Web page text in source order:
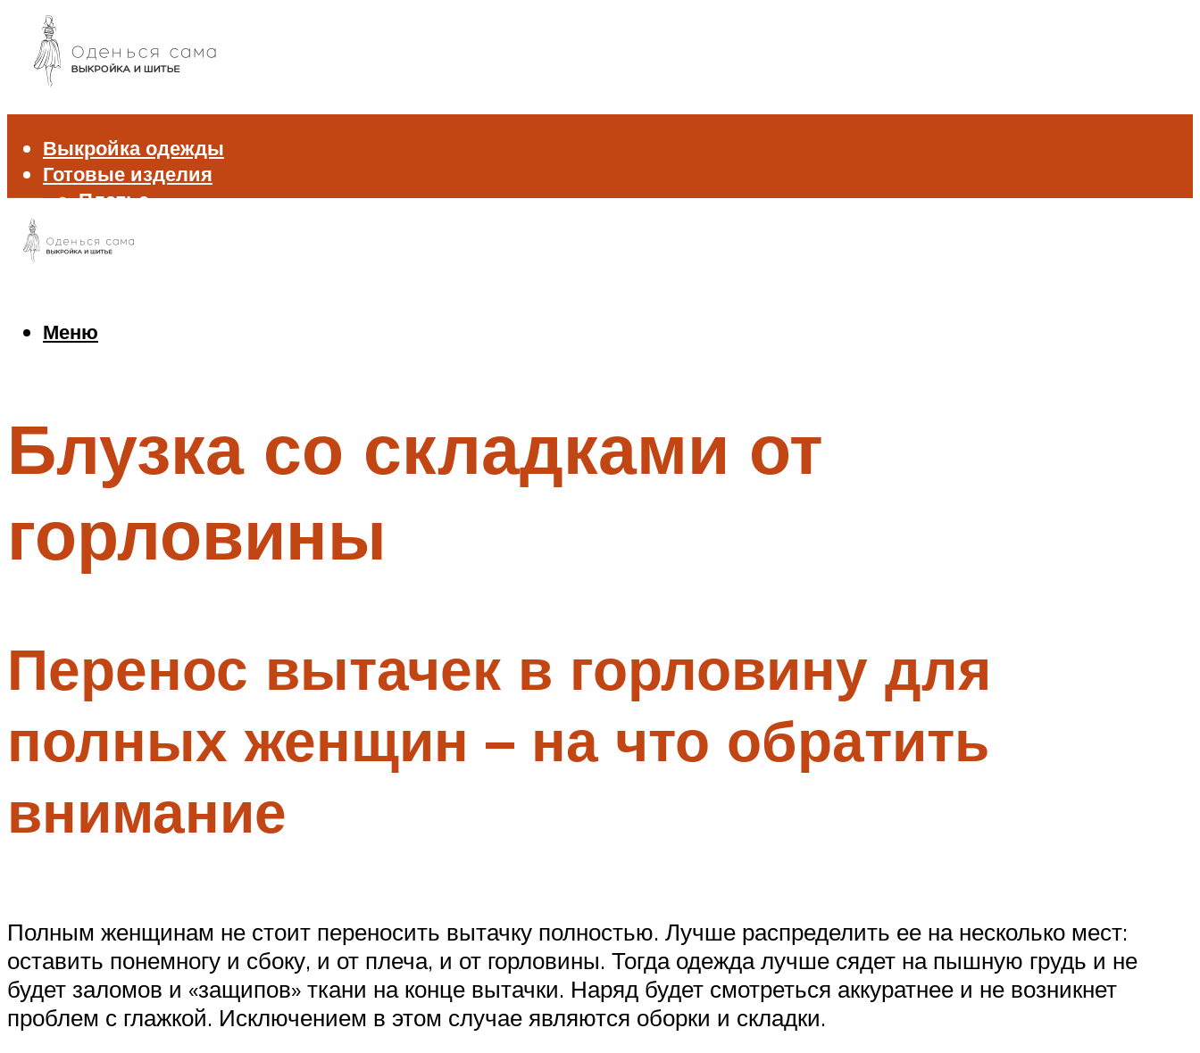
Выкройка одежды
Готовые изделия
Платье
Блуза и рубашка
Джемпер и свитер
Меню
Меню
Блузка со складками от
горловины
Перенос вытачек в горловину для
полных женщин – на что обратить
внимание
Полным женщинам не стоит переносить вытачку полностью. Лучше распределить ее на несколько мест:
оставить понемногу и сбоку, и от плеча, и от горловины. Тогда одежда лучше сядет на пышную грудь и не
будет заломов и «защипов» ткани на конце вытачки. Наряд будет смотреться аккуратнее и не возникнет
проблем с глажкой. Исключением в этом случае являются оборки и складки.